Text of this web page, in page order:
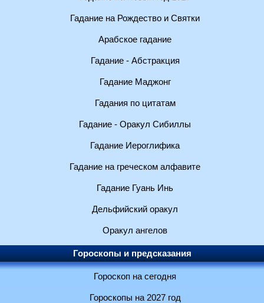
Гадание на Рождество и Святки
Арабское гадание
Гадание - Абстракция
Гадание Маджонг
Гадания по цитатам
Гадание - Оракул Сибиллы
Гадание Иероглифика
Гадание на греческом алфавите
Гадание Гуань Инь
Дельфийский оракул
Оракул ангелов
Гороскопы и предсказания
Гороскоп на сегодня
Гороскопы на 2027 год